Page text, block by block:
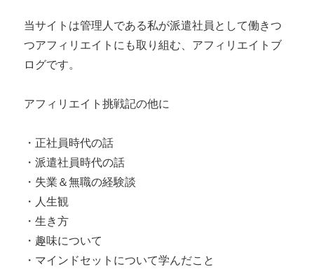
当サイトは管理人である私が派遣社員として働きつ
つアフィリエイトにも取り組む、アフィリエイトブ
ログです。
アフィリエイト挑戦記の他に
・正社員時代の話
・派遣社員時代の話
・失業＆無職の経験談
・人生観
・生き方
・趣味について
・マインドセットについて学んだこと